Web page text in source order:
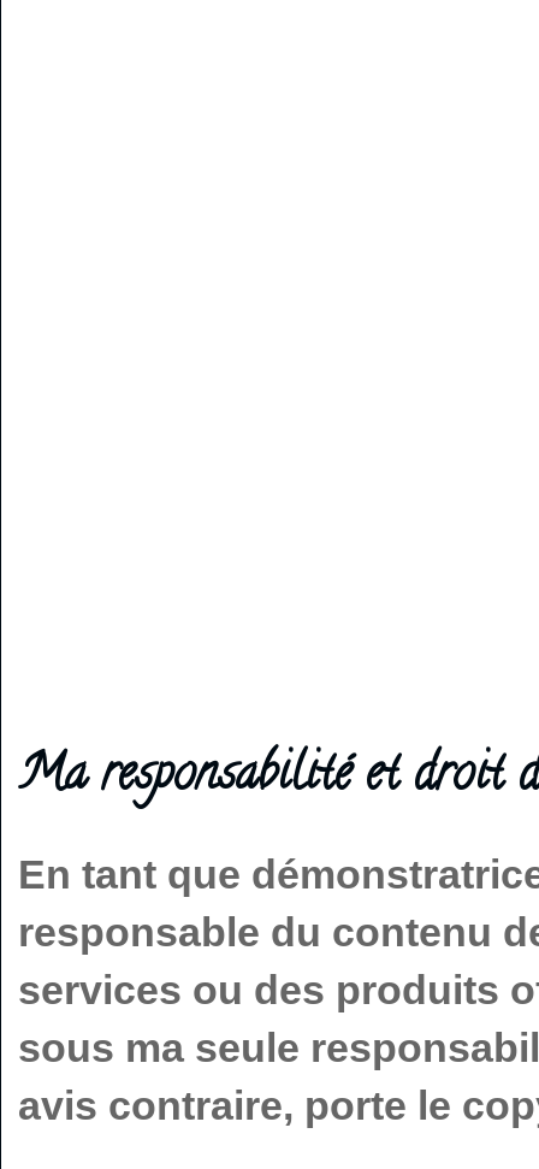
Ma responsabilité et droit
En tant que
responsable du contenu
services ou des produits
sous ma seule
avis contraire, porte le